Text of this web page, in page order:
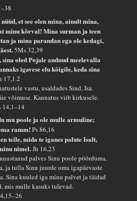
et see olen mina, ainult mina,
minu kõrval! Mina surman ja teen
ja mina parandan ega ole kedagi,
5Ms 32,39
sina oled Pojale andnud meelevalla
igavese elu kõigile, keda sina
17,1.2
vastu, usaldades Sind, Isa.
võimuse. Kannatus viib kirkusele.
14,1–14
mu poole ja ole mulle armuline;
ramm!Ps 86,16
teile, mida te iganes palute Isalt,
nimel.Jh 16,23
palves Sinu poole pöörduma.
ja tulla Sinu juurde oma igapäevaste
Sina kuuled iga minu palvet ja täidad
mis mulle kasuks tulevad.